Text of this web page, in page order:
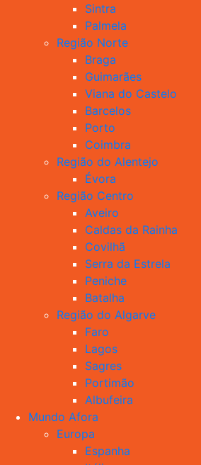
Sintra
Palmela
Região Norte
Braga
Guimarães
Viana do Castelo
Barcelos
Porto
Coimbra
Região do Alentejo
Évora
Região Centro
Aveiro
Caldas da Rainha
Covilhã
Serra da Estrela
Peniche
Batalha
Região do Algarve
Faro
Lagos
Sagres
Portimão
Albufeira
Mundo Afora
Europa
Espanha